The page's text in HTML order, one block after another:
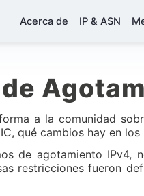
Acerca de IP & ASN
a la comunidad
qué cambios hay en
de agotamiento IPv4,
restricciones fueron